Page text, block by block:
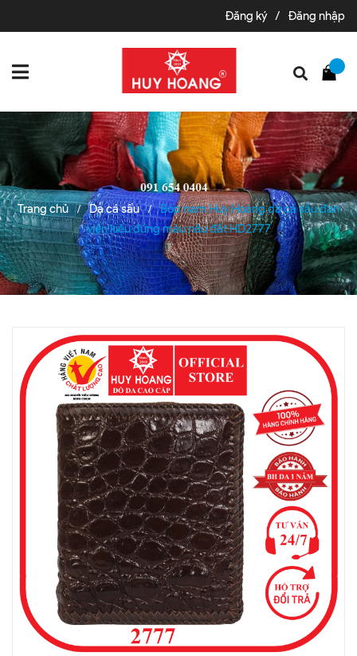
Đăng ký / Đăng nhập
Trang chủ / Da cá sấu /
Bóp nam Huy Hoàng da cá sấu đan
viền kiểu đứng màu nâu đất HD2777